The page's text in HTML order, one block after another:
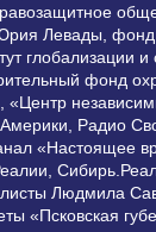
Левады,
глобализации
фонд
Радио
«Настоящее
Людмила
«Псковская